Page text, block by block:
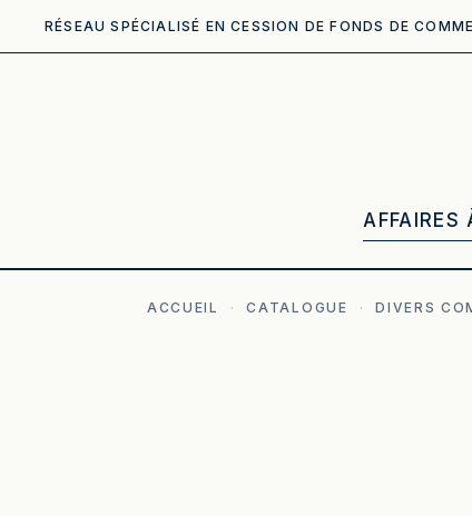
RÉSEAU SPÉCIALISÉ EN CESSION DE FONDS DE
AFFAIRES
ACCUEIL · CATALOGUE · DIVERS